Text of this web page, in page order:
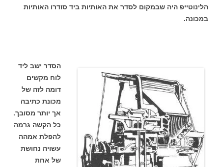
הלינוטייפ היה שבמקום לסדר את האותיות ביד סודרו האותיות
במכונה.
הסדר ישב ליד
לוח מקשים
דומה לזה של
מכונת כתיבה
אך יותר מסובך.
כל הקשה גרמה
להפלת אמהה
עשויה נחושת
של אחת